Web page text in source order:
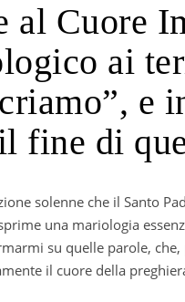
al Cuore
ai
e
fine di
una mariologia
su quelle parole, che,
il cuore della